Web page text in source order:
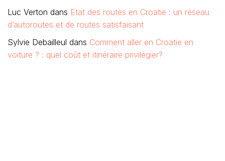
Luc Verton dans Etat des routes en Croatie : un réseau
d’autoroutes et de routes satisfaisant
Sylvie Debailleul dans Comment aller en Croatie en
voiture ? : quel coût et itinéraire privilégier?